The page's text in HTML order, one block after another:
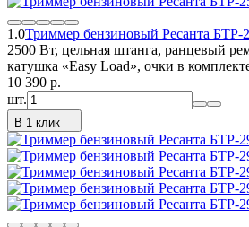
1.0Триммер бензиновый Ресанта БТР-
2500 Вт, цельная штанга, ранцевый
катушка «Easy Load», очки в
10 390 p.
шт.
В 1 клик